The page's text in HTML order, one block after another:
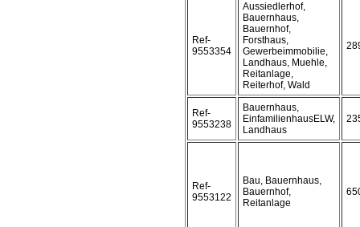
Ref-
9553354
Aussiedlerhof,
Bauernhaus,
Bauernhof,
Forsthaus,
Gewerbeimmobilie,
Landhaus, Muehle,
Reitanlage,
Reiterhof, Wald
Ref-
9553238
Bauernhaus,
EinfamilienhausELW,
Landhaus
Ref-
9553122
Bau, Bauernhaus,
Bauernhof,
Reitanlage